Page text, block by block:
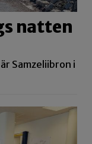
natten
Samzeliibron i